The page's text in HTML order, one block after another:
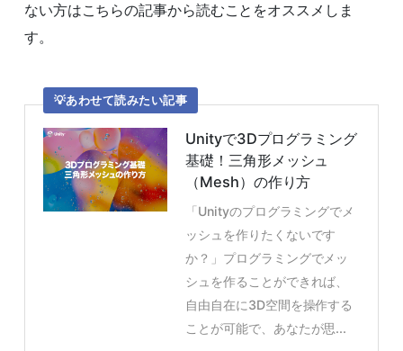
ない方はこちらの記事から読むことをオススメしま
す。
あわせて読みたい記事
Unityで3Dプログラミング
基礎！三角形メッシュ
（Mesh）の作り方
「Unityのプログラミングでメ
ッシュを作りたくないです
か？」プログラミングでメッ
シュを作ることができれば、
自由自在に3D空間を操作する
ことが可能で、あなたが思...